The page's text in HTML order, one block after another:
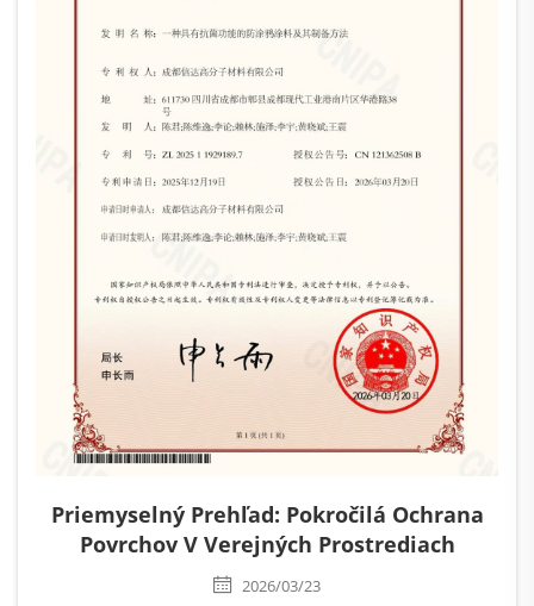
Priemyselný Prehľad: Pokročilá Ochrana
Povrchov V Verejných Prostrediach
2026/03/23